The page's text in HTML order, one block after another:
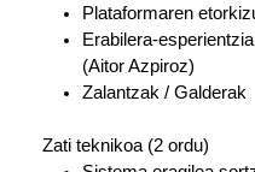
Plataformaren
Erabilera-
(Aitor Azpiroz)
Zalantzak / Galderak
Zati teknikoa (2 ordu)